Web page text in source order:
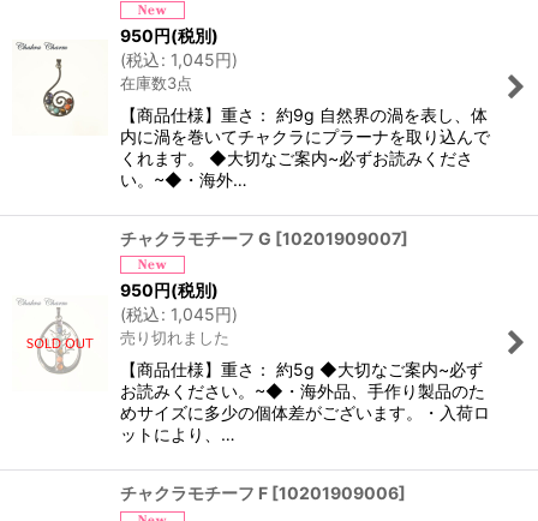
950円(税別)
(税込: 1,045円)
在庫数3点
【商品仕様】重さ： 約9g 自然界の渦を表し、体
内に渦を巻いてチャクラにプラーナを取り込んで
くれます。 ◆大切なご案内~必ずお読みくださ
い。~◆・海外…
チャクラモチーフ G [10201909007]
950円(税別)
(税込: 1,045円)
売り切れました
【商品仕様】重さ： 約5g ◆大切なご案内~必ず
お読みください。~◆・海外品、手作り製品のた
めサイズに多少の個体差がございます。・入荷ロ
ットにより、…
チャクラモチーフ F [10201909006]